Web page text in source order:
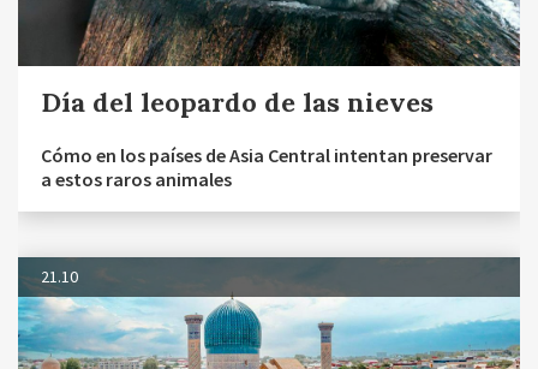
Día del leopardo de las nieves
Cómo en los países de Asia Central intentan preservar
a estos raros animales
21.10